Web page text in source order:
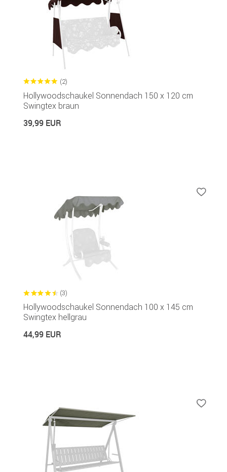
(2)
Hollywoodschaukel Sonnendach 150 x 120 cm
Swingtex braun
39,99 EUR
(3)
Hollywoodschaukel Sonnendach 100 x 145 cm
Swingtex hellgrau
44,99 EUR